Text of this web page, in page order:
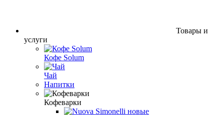
Товары и
услуги
Кофе Solum
Чай
Напитки
Кофеварки